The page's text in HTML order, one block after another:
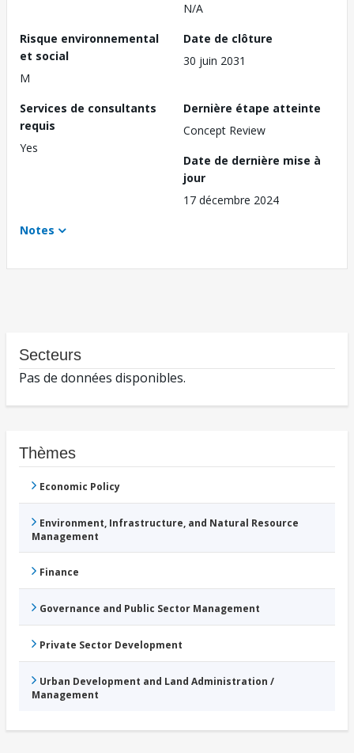
N/A
Risque environnemental
et social
M
Date de clôture
30 juin 2031
Services de consultants
requis
Yes
Dernière étape atteinte
Concept Review
Date de dernière mise à
jour
17 décembre 2024
Notes
Secteurs
Pas de données disponibles.
Thèmes
Economic Policy
Environment, Infrastructure, and Natural Resource
Management
Finance
Governance and Public Sector Management
Private Sector Development
Urban Development and Land Administration /
Management